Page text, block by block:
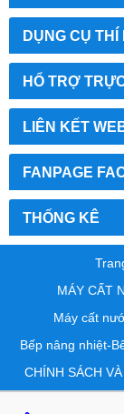
DỤNG CỤ THÍ
HỔ TRỢ
LIÊN KẾT
FANPAGE
THỐNG KÊ
MÁY CẤT
Máy cất
Bếp nâng nhiệt-
CHÍNH SÁCH